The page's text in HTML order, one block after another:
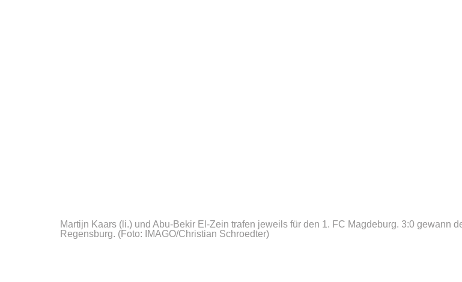
Martijn Kaars (li.) und Abu-Bekir El-Zein trafen jeweils für den 1. FC Magdeburg. 3:0 gewann
Regensburg. (Foto: IMAGO/Christian Schroedter)